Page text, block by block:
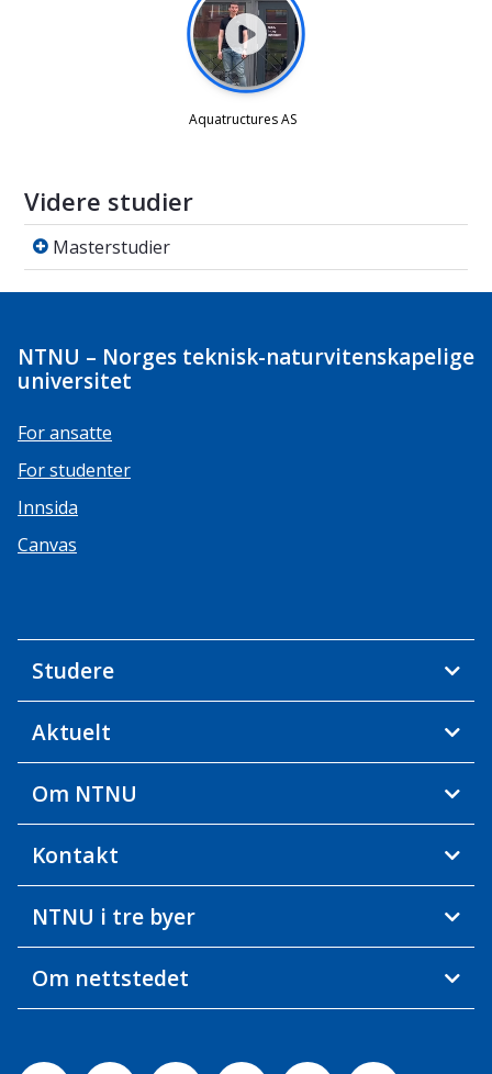
Videre studier
Masterstudier
Masterstudier
NTNU – Norges teknisk-naturvitenskapelige
universitet
For ansatte
For studenter
Innsida
Canvas
Studere
Aktuelt
Om NTNU
Kontakt
NTNU i tre byer
Om nettstedet